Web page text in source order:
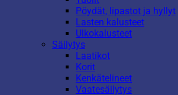
Pöydät, lipastot ja hyllyt
Lasten kalusteet
Ulkokalusteet
Säilytys
Laatikot
Korit
Kenkätelineet
Vaatesäilytys